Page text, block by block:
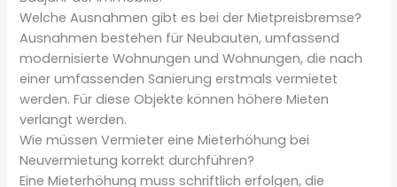
Welche Ausnahmen gibt es bei der Mietpreisbremse?
Ausnahmen bestehen für Neubauten, umfassend
modernisierte Wohnungen und Wohnungen, die nach
einer umfassenden Sanierung erstmals vermietet
werden. Für diese Objekte können höhere Mieten
verlangt werden.
Wie müssen Vermieter eine Mieterhöhung bei
Neuvermietung korrekt durchführen?
Eine Mieterhöhung muss schriftlich erfolgen, die